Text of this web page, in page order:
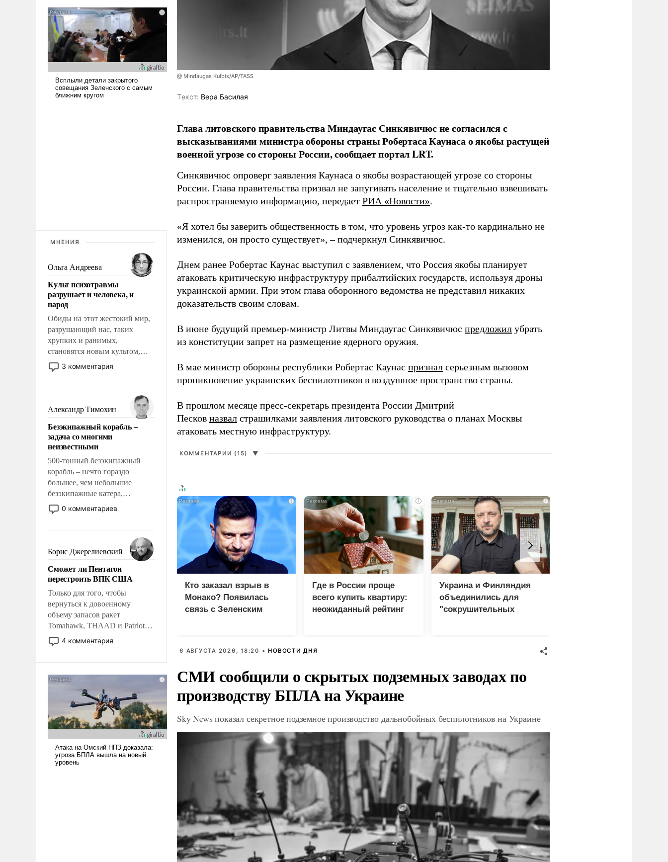
МНЕНИЯ
Ольга Андреева
Культ психотравмы
разрушает и человека, и
народ
Обиды на этот жестокий мир,
разрушающий нас, таких
хрупких и ранимых,
становятся новым культом,
постепенно вытесняя и
отменяя традиционное
мужественным и твердым под
ударами судьбы, брать на себя
ответственность, помогать
слабым, идти вперед и
адаптироваться.
3 комментария
Александр Тимохин
Безэкипажный корабль –
задача со многими
неизвестными
500-тонный безэкипажный
корабль – нечто гораздо
большее, чем небольшие
безэкипажные катера,
применение которых уже
стало обыденностью. Задача по
сложна и амбициозна. Однако
и ее реализация радикально
поднимет наши боевые
возможности.
0 комментариев
Борис Джерелиевский
Сможет ли Пентагон
перестроить ВПК США
Только для того, чтобы
вернуться к довоенному
объему запасов ракет
Tomahawk, THAAD и Patriot
США потребуется более трех
лет. Даже небольшая война с
Сложившаяся ситуация
означает многолетний период
уязвимости США, например,
перед Китаем.
4 комментария
@ Mindaugas Kulbis/AP/TASS
Tекст: Вера Басилая
Глава литовского правительства Миндаугас Синкявичюс не согласился с
высказываниями министра обороны страны Робертаса Каунаса о якобы растущей
военной угрозе со стороны России, сообщает портал LRT.
Синкявичюс опроверг заявления Каунаса о якобы возрастающей угрозе со стороны
России. Глава правительства призвал не запугивать население и тщательно взвешивать
распространяемую информацию, передает РИА «Новости».
«Я хотел бы заверить общественность в том, что уровень угроз как-то кардинально не
изменился, он просто существует», – подчеркнул Синкявичюс.
Днем ранее Робертас Каунас выступил с заявлением, что Россия якобы планирует
атаковать критическую инфраструктуру прибалтийских государств, используя дроны
украинской армии. При этом глава оборонного ведомства не представил никаких
доказательств своим словам.
В июне будущий премьер-министр Литвы Миндаугас Синкявичюс предложил убрать
из конституции запрет на размещение ядерного оружия.
В мае министр обороны республики Робертас Каунас признал серьезным вызовом
проникновение украинских беспилотников в воздушное пространство страны.
В прошлом месяце пресс-секретарь президента России Дмитрий
Песков назвал страшилками заявления литовского руководства о планах Москвы
атаковать местную инфраструктуру.
КОММЕНТАРИИ (15) ▼
i
Кто заказал взрыв в
Монако? Появилась
связь с Зеленским
i
Где в России проще
всего купить квартиру:
неожиданный рейтинг
i
Украина и Финляндия
объединились для
"сокрушительных
6 АВГУСТА 2026, 18:20 • НОВОСТИ ДНЯ
СМИ сообщили о скрытых подземных заводах по
производству БПЛА на Украине
Sky News показал секретное подземное производство дальнобойных беспилотников на Украине